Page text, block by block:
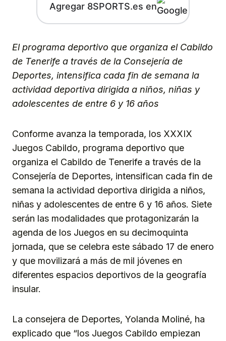
Agregar 8SPORTS.es en
El programa deportivo que organiza el Cabildo
de Tenerife a través de la Consejería de
Deportes, intensifica cada fin de semana la
actividad deportiva dirigida a niños, niñas y
adolescentes de entre 6 y 16 años
Conforme avanza la temporada, los XXXIX
Juegos Cabildo, programa deportivo que
organiza el Cabildo de Tenerife a través de la
Consejería de Deportes, intensifican cada fin de
semana la actividad deportiva dirigida a niños,
niñas y adolescentes de entre 6 y 16 años. Siete
serán las modalidades que protagonizarán la
agenda de los Juegos en su decimoquinta
jornada, que se celebra este sábado 17 de enero
y que movilizará a más de mil jóvenes en
diferentes espacios deportivos de la geografía
insular.
La consejera de Deportes, Yolanda Moliné, ha
explicado que “los Juegos Cabildo empiezan